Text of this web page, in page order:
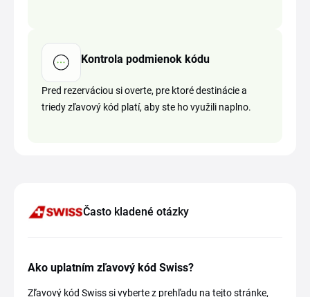
Kontrola podmienok kódu
Pred rezerváciou si overte, pre ktoré destinácie a
triedy zľavový kód platí, aby ste ho využili naplno.
Často kladené otázky
Ako uplatním zľavový kód Swiss?
Zľavový kód Swiss si vyberte z prehľadu na tejto stránke,